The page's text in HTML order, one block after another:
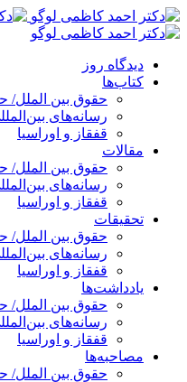
پرش
به
دیدگاه روز
کتاب‌ها
حقوق بین الملل/
رسانه‌های
قفقاز و اوراسیا
مقالات
حقوق بین الملل/
رسانه‌های
قفقاز و اوراسیا
تحقیقات
حقوق بین الملل/
رسانه‌های
قفقاز و اوراسیا
یادداشت‌ها
حقوق بین الملل/
رسانه‌های
قفقاز و اوراسیا
مصاحبه‌ها
حقوق بین الملل/